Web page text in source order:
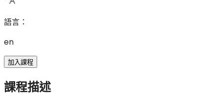
語言 ：
en
加入課程
課程描述